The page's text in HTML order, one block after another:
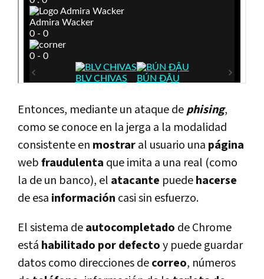
Entonces, mediante un ataque dephising,
como se conoce en la jerga a la modalidad
consistente en mostraral usuario una página
webfraudulenta que imita a una real (como
la de un banco), el atacante puedehacerse
de esa información casi sin esfuerzo.
El sistema deautocompletado de Chrome
está habilitado pordefectoy puede guardar
datos como direcciones decorreo, números